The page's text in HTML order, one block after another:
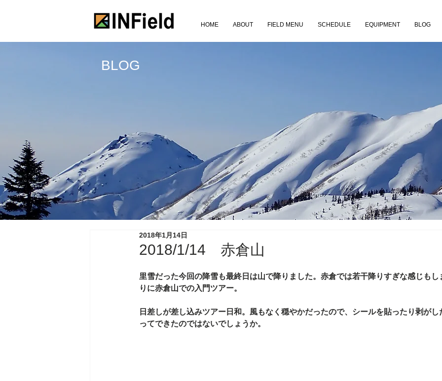
HOME ABOUT FIELD MENU SCHEDULE EQUIPMENT BLOG
BLOG
2018/1/14 赤倉山
2018年1月14日
里雪だった今回の降雪も最終日は山で降りました。赤倉では若干降りすぎな感じもし
りに赤倉山での入門ツアー。
日差しが差し込みツアー日和。風もなく穏やかだったので、シールを貼ったり剥が
ってできたのではないでしょうか。